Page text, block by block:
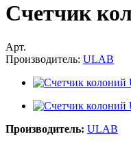
Счетчик
Арт.
Производитель: ULAB
Производитель: ULAB